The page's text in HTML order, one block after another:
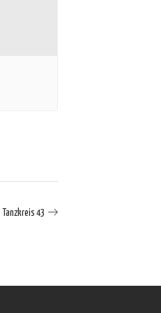
Tanzkreis 43